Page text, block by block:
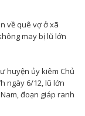
về quê vợ ở xã
may bị lũ lớn
huyện ủy kiêm Chủ
ngày 6/12, lũ lớn
đoạn giáp ranh